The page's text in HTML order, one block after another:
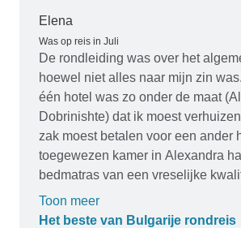
dingen die niet relevant waren voor
voertuig ondersteunde fietstocht. Er
bijvoorbeeld aangeraden
nemen, maar gezien de
was dat duidelijk niet nodig.
ervaring had met dit soort tochten
onnodig dure fietstassen zijn gaan
zou geldverspilling geweest zijn.
Elena
Was op reis in Juli
De rondleiding was over het
hoewel niet alles naar mijn zin was. 1.
één hotel was zo onder de maat
Dobrinishte) dat ik moest
zak moest betalen voor een ander
toegewezen kamer in Alexandra
bedmatras van een vreselijke
meer nog, GEEN AIR CONDITIONER. Het
ondraaglijk in de hitte van meer dan
Toon meer
Het beste van Bulgarije rondreis